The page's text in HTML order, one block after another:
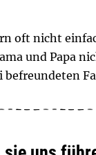
oft nicht
und Papa
befreundeten